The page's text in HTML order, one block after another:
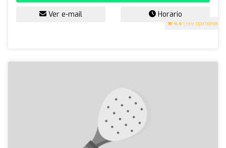
4.4 (199 opiniones)
Ver e-mail Horario